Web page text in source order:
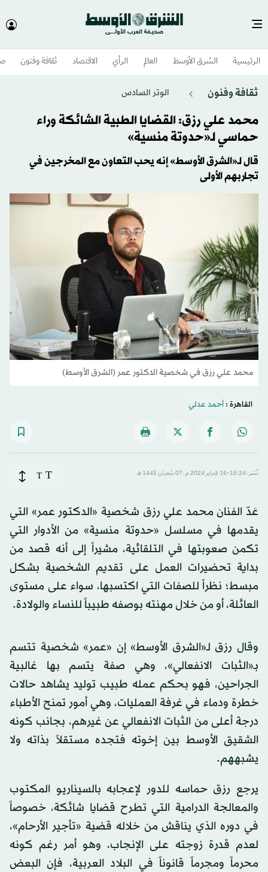
الرئيسية الشرق الأوسط​ العالم الرأي الاقتصاد ثقافة وفنون
ثقافة وفنون الوتر السادس
محمد علي رزق: القضايا الطبية الشائكة وراء
حماسي لـ«حدوتة منسية»
قال لـ«الشرق الأوسط» إنه يحب التعاون مع المخرجين في
تجاربهم الأولى
محمد علي رزق في شخصية الدكتور عمر (الشرق الأوسط)
القاهرة :أحمد عدلي
نُشر: 15:24-16 فبراير 2024 م ـ 07 شَعبان 1445 هـ T
T
عَدّ الفنان محمد علي رزق شخصية «الدكتور عمر» التي
يقدمها في مسلسل «حدوتة منسية» من الأدوار التي
تكمن صعوبتها في التلقائية، مشيراً إلى أنه قصد من
بداية تحضيرات العمل على تقديم الشخصية بشكل
مبسط؛ نظراً للصفات التي اكتسبها، سواء على مستوى
العائلة، أو من خلال مهنته بوصفه طبيباً للنساء والولادة.
وقال رزق لـ«الشرق الأوسط» إن «عمر» شخصية تتسم
بـ«الثبات الانفعالي»، وهي صفة يتسم بها غالبية
الجراحين، فهو بحكم عمله طبيب توليد يشاهد حالات
خطرة ودماء في غرفة العمليات، وهي أمور تمنح الأطباء
درجة أعلى من الثبات الانفعالي عن غيرهم، بجانب كونه
الشقيق الأوسط بين إخوته فتجده مستقلاً بذاته ولا
يشبههم.
يرجع رزق حماسه للدور لإعجابه بالسيناريو المكتوب
والمعالجة الدرامية التي تطرح قضايا شائكة، خصوصاً
في دوره الذي يناقش من خلاله قضية «تأجير الأرحام»،
لعدم قدرة زوجته على الإنجاب، وهو أمر رغم كونه
محرماً ومجرماً قانوناً في البلاد العربية، فإن البعض